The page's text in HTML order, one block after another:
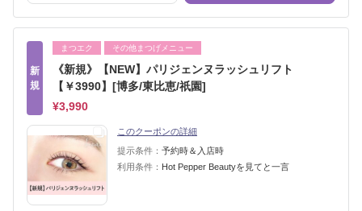
新
規
まつエク その他まつげメニュー
《新規》【NEW】パリジェンヌラッシュリフト
【￥3990】[博多/東比恵/祇園]
¥3,990
このクーポンの詳細
提示条件： 予約時＆入店時
利用条件： Hot Pepper Beautyを見てと一言